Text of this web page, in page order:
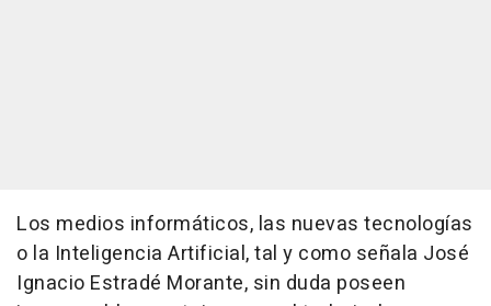
Los medios informáticos, las nuevas tecnologías
o la Inteligencia Artificial, tal y como señala José
Ignacio Estradé Morante, sin duda poseen